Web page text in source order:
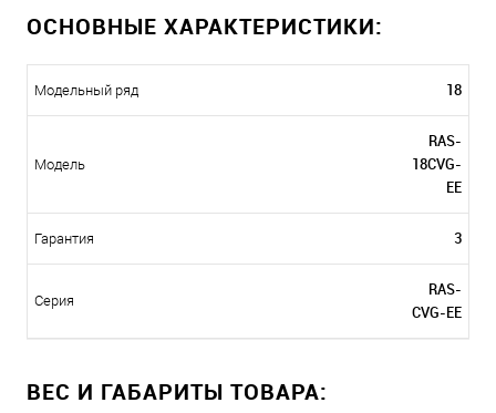
ОСНОВНЫЕ ХАРАКТЕРИСТИКИ:
Модельный ряд 18
Модель
RAS-
18CVG-
EE
Гарантия 3
Серия
RAS-
CVG-EE
ВЕС И ГАБАРИТЫ ТОВАРА: